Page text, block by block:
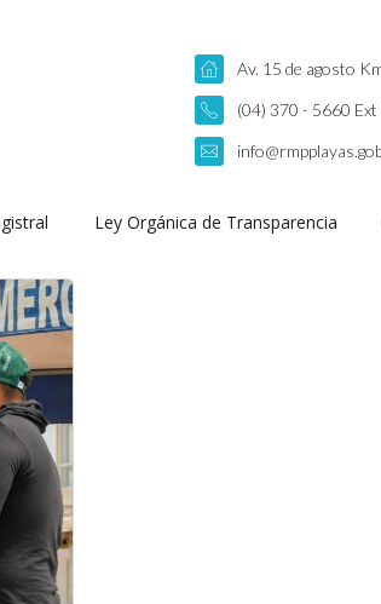
Av. 15 de agosto
(04) 370 - 5660 Ext
Ley Orgánica de Transparencia